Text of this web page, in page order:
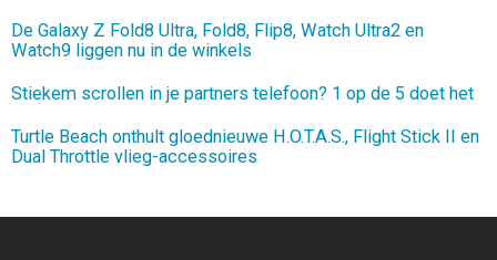
De Galaxy Z Fold8 Ultra, Fold8, Flip8, Watch Ultra2 en
Watch9 liggen nu in de winkels
Stiekem scrollen in je partners telefoon? 1 op de 5 doet het
Turtle Beach onthult gloednieuwe H.O.T.A.S., Flight Stick II en
Dual Throttle vlieg-accessoires